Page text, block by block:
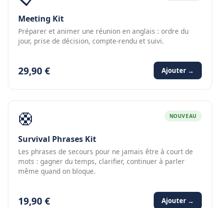
Meeting Kit
Préparer et animer une réunion en anglais : ordre du
jour, prise de décision, compte-rendu et suivi.
29,90 € Ajouter →
🛟 NOUVEAU
Survival Phrases Kit
Les phrases de secours pour ne jamais être à court de
mots : gagner du temps, clarifier, continuer à parler
même quand on bloque.
19,90 € Ajouter →